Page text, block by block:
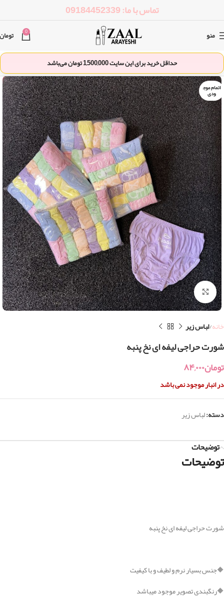
تماس با ما: 09184452339
منو 0 تومان
حداقل خرید برای این سایت1,500,000تومان می‌باشد
اتمام موج
ودی
بزرگنمایی تصویر
خانه لباس زیر
شورت حراجی لیفه ای نخ پنبه
تومان۸۴,۰۰۰
در انبار موجود نمی باشد
دسته:لباس زیر
توضیحات
توضیحات
شورت حراجی لیفه ای نخ پنبه
🔶جنس بسيار نرم و لطيف و با کیفیت
🔶رنگبندی تصویر موجود میباشد